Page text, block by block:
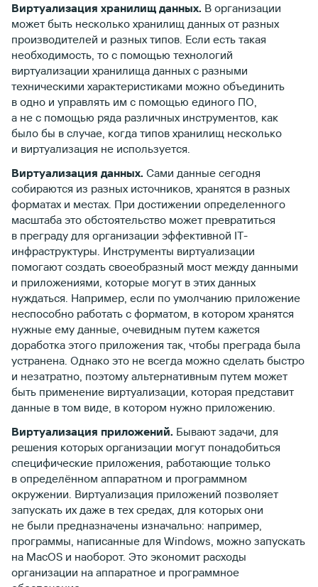
Виртуализация хранилищ данных. В организации
может быть несколько хранилищ данных от разных
производителей и разных типов. Если есть такая
необходимость, то с помощью технологий
виртуализации хранилища данных с разными
техническими характеристиками можно объединить
в одно и управлять им с помощью единого ПО,
а не с помощью ряда различных инструментов, как
было бы в случае, когда типов хранилищ несколько
и виртуализация не используется.
Виртуализация данных. Сами данные сегодня
собираются из разных источников, хранятся в разных
форматах и местах. При достижении определенного
масштаба это обстоятельство может превратиться
в преграду для организации эффективной IT-
инфраструктуры. Инструменты виртуализации
помогают создать своеобразный мост между данными
и приложениями, которые могут в этих данных
нуждаться. Например, если по умолчанию приложение
неспособно работать с форматом, в котором хранятся
нужные ему данные, очевидным путем кажется
доработка этого приложения так, чтобы преграда была
устранена. Однако это не всегда можно сделать быстро
и незатратно, поэтому альтернативным путем может
быть применение виртуализации, которая представит
данные в том виде, в котором нужно приложению.
Виртуализация приложений. Бывают задачи, для
решения которых организации могут понадобиться
специфические приложения, работающие только
в определённом аппаратном и программном
окружении. Виртуализация приложений позволяет
запускать их даже в тех средах, для которых они
не были предназначены изначально: например,
программы, написанные для Windows, можно запускать
на MacOS и наоборот. Это экономит расходы
организации на аппаратное и программное